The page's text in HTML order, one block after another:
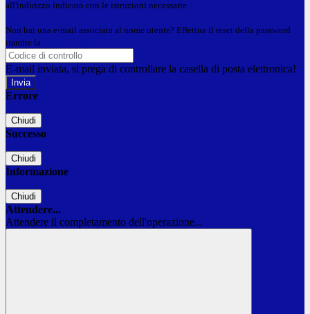
all'indirizzo indicato con le istruzioni necessarie.
Non hai una e-mail associata al nome utente? Effettua il reset della password
tramite la
E-mail inviata, si prega di controllare la casella di posta elettronica!
Errore
Chiudi
Successo
Chiudi
Informazione
Chiudi
Attendere...
Attendere il completamento dell'operazione...